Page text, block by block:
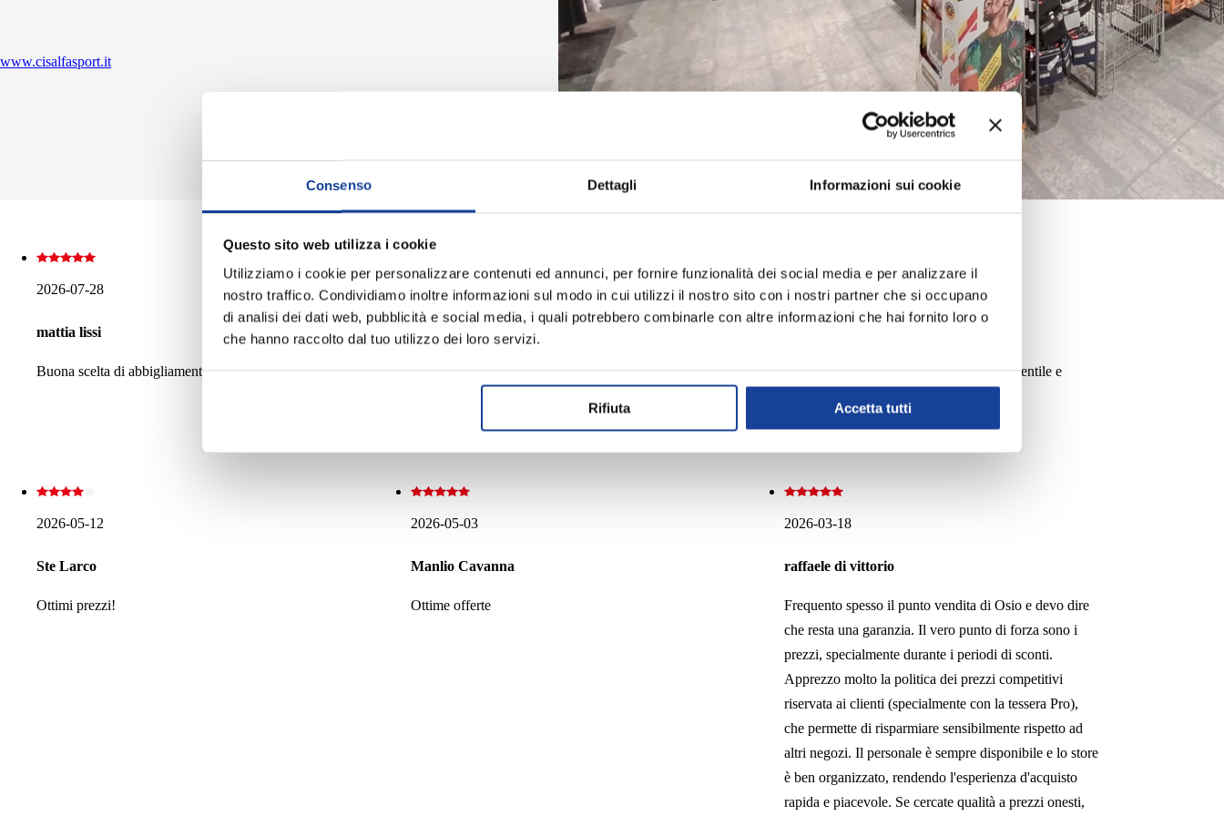
Consenso Dettagli Informazioni sui cookie
Questo sito web utilizza i cookie
Utilizziamo i cookie per personalizzare contenuti ed annunci, per fornire funzionalità dei social media e per analizzare il
nostro traffico. Condividiamo inoltre informazioni sul modo in cui utilizzi il nostro sito con i nostri partner che si occupano
di analisi dei dati web, pubblicità e social media, i quali potrebbero combinarle con altre informazioni che hai fornito loro o
che hanno raccolto dal tuo utilizzo dei loro servizi.
Rifiuta Accetta tutti
www.cisalfasport.it
2026-07-28
mattia lissi
Buona scelta di abbigliamento e articoli sportivi
2026-06-13
Diego
2026-05-12
Occasioni veramente top. Il personale è gentile e
2026-05-12
Ste Larco
Ottimi prezzi!
2026-05-03
Manlio Cavanna
Ottime offerte
2026-03-18
raffaele di vittorio
Frequento spesso il punto vendita di Osio e devo dire
che resta una garanzia. Il vero punto di forza sono i
prezzi, specialmente durante i periodi di sconti.
Apprezzo molto la politica dei prezzi competitivi
riservata ai clienti (specialmente con la tessera Pro),
che permette di risparmiare sensibilmente rispetto ad
altri negozi. Il personale è sempre disponibile e lo store
è ben organizzato, rendendo l'esperienza d'acquisto
rapida e piacevole. Se cercate qualità a prezzi onesti,